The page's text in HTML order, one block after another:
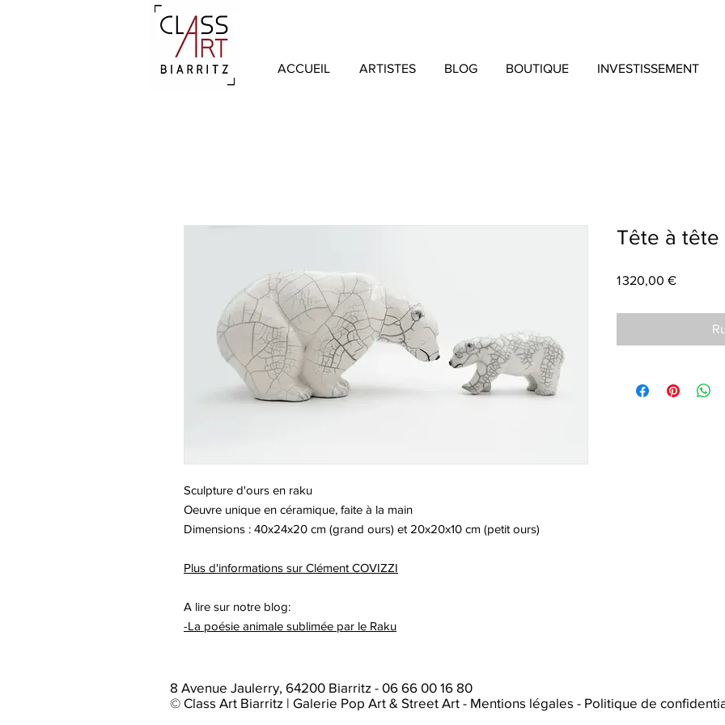
ACCUEIL ARTISTES BLOG BOUTIQUE INVESTISSEMENT
Sculpture d'ours en raku
Oeuvre unique en céramique, faite à la main
Dimensions : 40x24x20 cm (grand ours) et 20x20x10 cm (petit ours)
Plus d'informations sur Clément COVIZZI
A lire sur notre blog:
-La poésie animale sublimée par le Raku
Tête à tête
1 320,00 €Prix
8 Avenue Jaulerry, 64200 Biarritz - 06 66 00 16 80
© Class Art Biarritz | Galerie Pop Art & Street Art - Mentions légales - Politique de